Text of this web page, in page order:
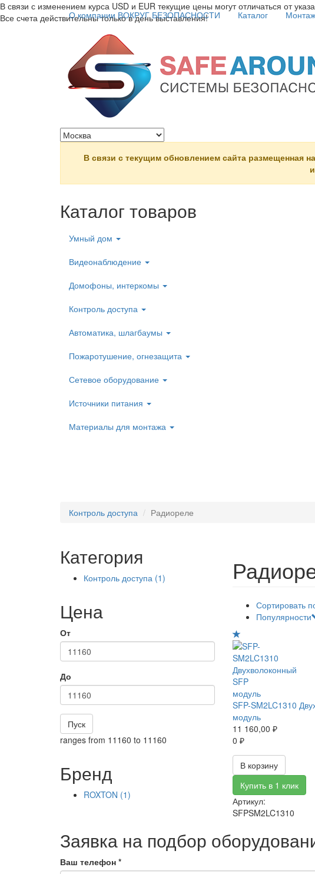
В связи с изменением курса USD и EUR текущие цены могут отличаться от
Все счета действительны только в день выставления!
О компании ВОКРУГ БЕЗОПАСНОСТИ Каталог
В связи с текущим обновлением сайта размещенная
Каталог товаров
Умный дом
Видеонаблюдение
Домофоны, интеркомы
Контроль доступа
Автоматика, шлагбаумы
Пожаротушение, огнезащита
Сетевое оборудование
Источники питания
Материалы для монтажа
Контроль доступа
Радиореле
Категория
Контроль доступа (1)
Цена
От
До
Пуск
ranges from 11160 to 11160
Бренд
ROXTON (1)
Сортировать
Популярности
SFP-SM2LC1310
модуль
11 160,00 ₽
0 ₽
В корзину
Купить в 1 клик
Артикул:
SFPSM2LC1310
Заявка на подбор
Ваш телефон *